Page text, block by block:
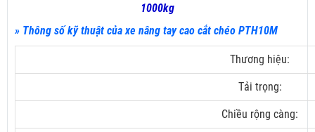
1000kg
» Thông số kỹ thuật của xe nâng tay cao cắt chéo PTH10M
Thương hiệu:
Tải trọng:
Chiều rộng càng: